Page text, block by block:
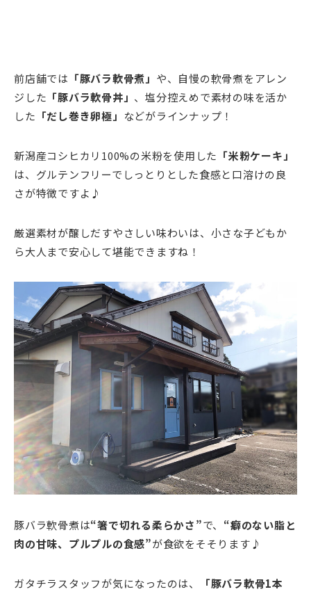
前店舗では 「豚バラ軟骨煮」 や、自慢の軟骨煮をアレン
ジした 「豚バラ軟骨丼」 、塩分控えめで素材の味を活か
した 「だし巻き卵極」 などがラインナップ！
新潟産コシヒカリ100%の米粉を使用した 「米粉ケーキ」
は、グルテンフリーでしっとりとした食感と口溶けの良
さが特徴ですよ♪
厳選素材が醸しだすやさしい味わいは、小さな子どもか
ら大人まで安心して堪能できますね！
豚バラ軟骨煮は“箸で切れる柔らかさ”で、 “癖のない脂と
肉の甘味、プルプルの食感”が食欲をそそります♪
ガタチラスタッフが気になったのは、
「豚バラ軟骨1本